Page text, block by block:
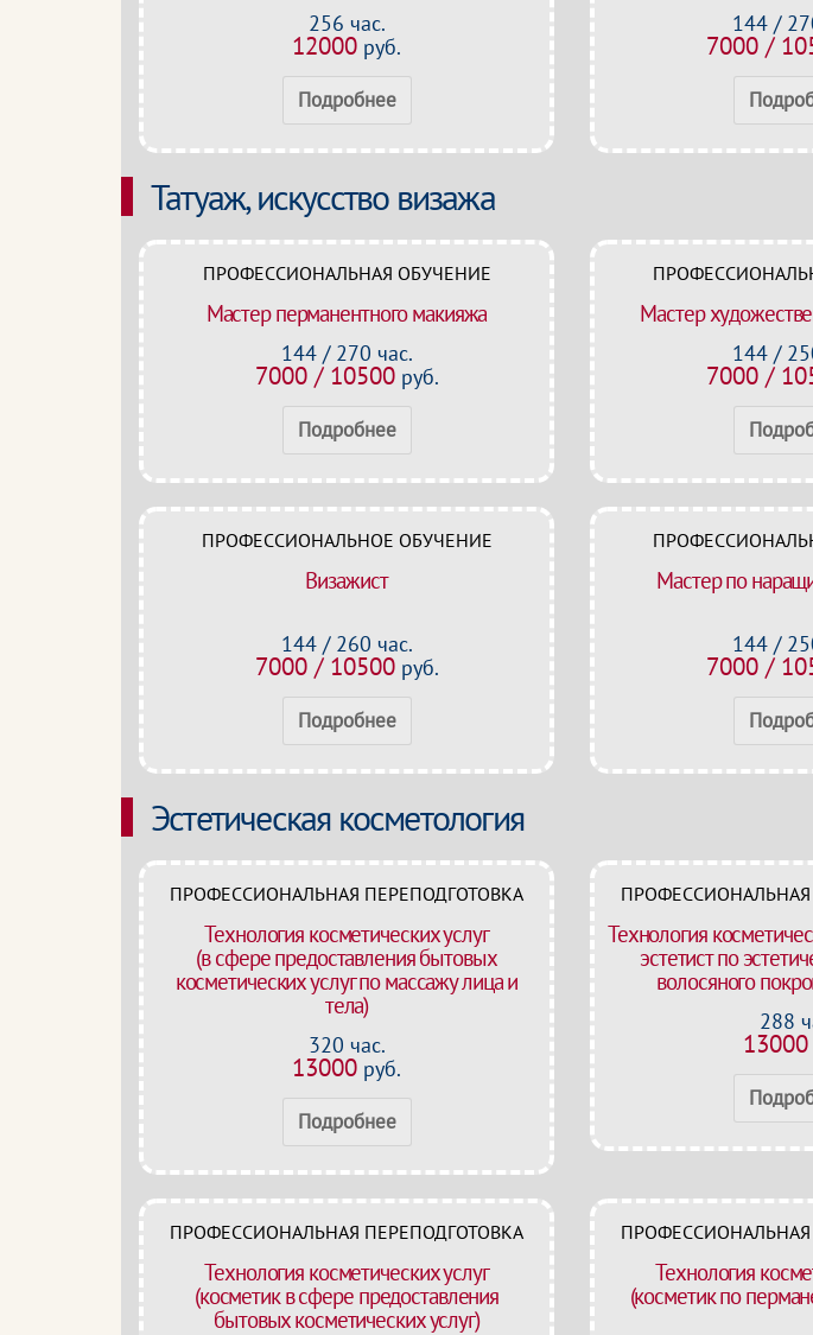
256 час.
12000 руб.
Подробнее
144 /
7000 /
Татуаж, искусство визажа
ПРОФЕССИОНАЛЬНАЯ ОБУЧЕНИЕ
Мастер перманентного макияжа
144 / 270 час.
7000 / 10500руб.
Подробнее
Мастер
144 /
7000 /
ПРОФЕССИОНАЛЬНОЕ ОБУЧЕНИЕ
Визажист
144 / 260 час.
7000 / 10500руб.
Подробнее
Мастер по
144 /
7000 /
Эстетическая косметология
ПРОФЕССИОНАЛЬНАЯ ПЕРЕПОДГОТОВКА
Технология косметических услуг
(в сфере предоставления бытовых
косметических услуг по массажу лица и
тела)
320 час.
13000 руб.
Подробнее
Технология
эстетист по
волосяного
288
13000
ПРОФЕССИОНАЛЬНАЯ ПЕРЕПОДГОТОВКА
Технология косметических услуг
(косметик в сфере предоставления
бытовых косметических услуг)
Технология
(косметик по